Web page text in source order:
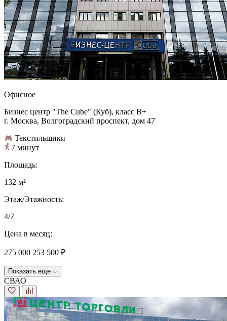
Офисное
Бизнес центр "The Cube" (Куб), класс B+
г. Москва, Волгоградский проспект, дом 47
Текстильщики
7 минут
Площадь:
132 м²
Этаж/Этажность:
4/7
Цена в месяц:
275 000 253 500 ₽
Показать еще
СВАО